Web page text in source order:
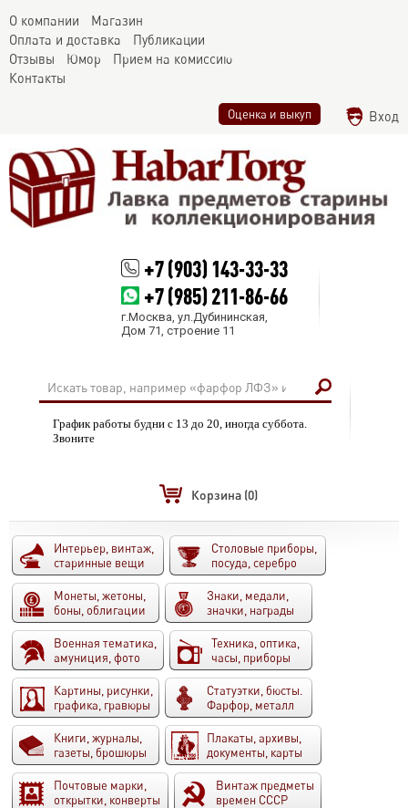
О компании
Магазин
Оплата и доставка
Публикации
Отзывы
Юмор
Прием на комиссию
Контакты
Оценка и выкуп Вход
+7 (903) 143-33-33
+7 (985) 211-86-66
г.Москва, ул.Дубининская,
Дом 71, строение 11
График работы будни с 13 до 20, иногда суббота.
Звоните
Корзина (0)
Интерьер, винтаж,
старинные вещи
Столовые приборы,
посуда, серебро
Монеты, жетоны,
боны, облигации
Знаки, медали,
значки, награды
Военная тематика,
амуниция, фото
Техника, оптика,
часы, приборы
Картины, рисунки,
графика, гравюры
Статуэтки, бюсты.
Фарфор, металл
Книги, журналы,
газеты, брошюры
Плакаты, архивы,
документы, карты
Почтовые марки,
открытки, конверты
Винтаж предметы
времен СССР